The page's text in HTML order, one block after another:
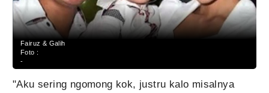
Fairuz & Galih
Foto :
-
"Aku sering ngomong kok, justru kalo misalnya